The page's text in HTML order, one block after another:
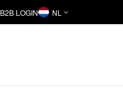
B2B LOGIN NL